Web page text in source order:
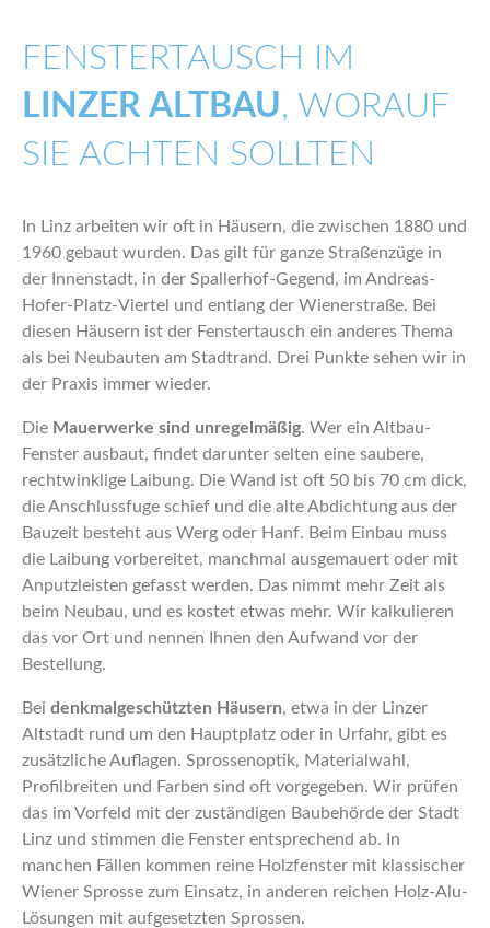
FENSTERTAUSCH IM
LINZER ALTBAU, WORAUF
SIE ACHTEN SOLLTEN
In Linz arbeiten wir oft in Häusern, die zwischen 1880 und
1960 gebaut wurden. Das gilt für ganze Straßenzüge in
der Innenstadt, in der Spallerhof-Gegend, im Andreas-
Hofer-Platz-Viertel und entlang der Wienerstraße. Bei
diesen Häusern ist der Fenstertausch ein anderes Thema
als bei Neubauten am Stadtrand. Drei Punkte sehen wir in
der Praxis immer wieder.
Die Mauerwerke sind unregelmäßig. Wer ein Altbau-
Fenster ausbaut, findet darunter selten eine saubere,
rechtwinklige Laibung. Die Wand ist oft 50 bis 70 cm dick,
die Anschlussfuge schief und die alte Abdichtung aus der
Bauzeit besteht aus Werg oder Hanf. Beim Einbau muss
die Laibung vorbereitet, manchmal ausgemauert oder mit
Anputzleisten gefasst werden. Das nimmt mehr Zeit als
beim Neubau, und es kostet etwas mehr. Wir kalkulieren
das vor Ort und nennen Ihnen den Aufwand vor der
Bestellung.
Bei denkmalgeschützten Häusern, etwa in der Linzer
Altstadt rund um den Hauptplatz oder in Urfahr, gibt es
zusätzliche Auflagen. Sprossenoptik, Materialwahl,
Profilbreiten und Farben sind oft vorgegeben. Wir prüfen
das im Vorfeld mit der zuständigen Baubehörde der Stadt
Linz und stimmen die Fenster entsprechend ab. In
manchen Fällen kommen reine Holzfenster mit klassischer
Wiener Sprosse zum Einsatz, in anderen reichen Holz-Alu-
Lösungen mit aufgesetzten Sprossen.